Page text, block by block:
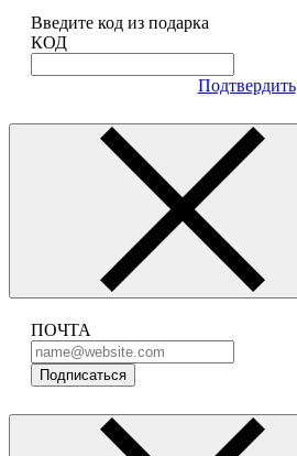
Введите код из подарка
КОД
Подтвердить
ПОЧТА
Подписаться